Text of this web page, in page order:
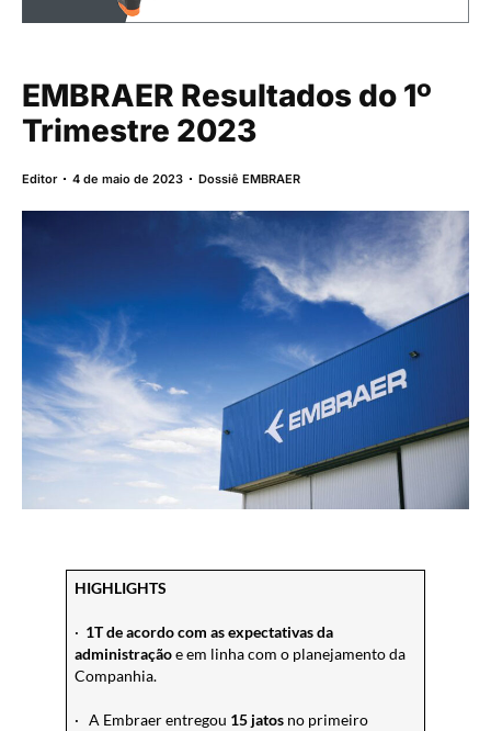
EMBRAER Resultados do 1º
Trimestre 2023
Editor 4 de maio de 2023 Dossiê EMBRAER
HIGHLIGHTS
· 1T de acordo com as expectativas da
administraçãoe em linha com o planejamento da
Companhia.
· A Embraer entregou 15 jatosno primeiro